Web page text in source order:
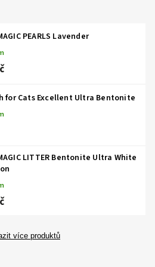
PEARLS Lavender
for Cats Excellent Ultra Bentonite
LITTER Bentonite Ultra White
více produktů